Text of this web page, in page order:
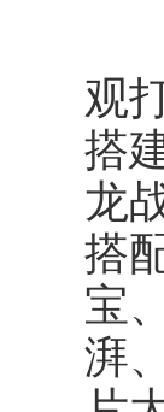
观
搭
龙
搭
宝
湃